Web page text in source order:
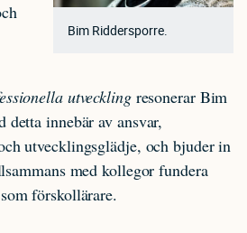
Bim Riddersporre.
utveckling resonerar Bim
innebär av ansvar,
utvecklingsglädje, och bjuder in
med kollegor fundera
förskollärare.